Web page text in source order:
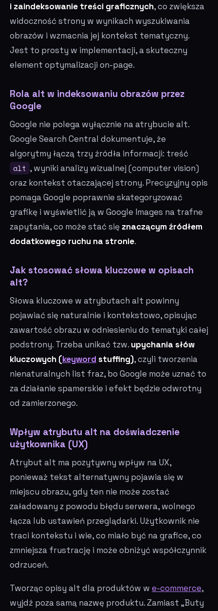
i zaindeksowanie treści graficznych, co zwiększa
widoczność strony w wynikach wyszukiwania
obrazów i wzmacnia jej kontekst tematyczny.
Jest to prosty w implementacji, a skuteczny
element optymalizacji on-page.
Rola alt w indeksowaniu obrazów przez
Google
Google nie polega wyłącznie na atrybucie alt.
Google Search Central dokumentuje, że
algorytmy łączą trzy źródła informacji: treść
alt , wyniki analizy wizualnej (computer vision)
oraz kontekst otaczającej strony. Precyzyjny opis
pomaga Google poprawnie skategoryzować
grafikę i wyświetlić ją w Google Images na trafne
zapytania, co może stać się znaczącym źródłem
dodatkowego ruchu na stronie.
Jak stosować słowa kluczowe w opisach
alt?
Słowa kluczowe w atrybutach alt powinny
pojawiać się naturalnie i kontekstowo, opisując
zawartość obrazu w odniesieniu do tematyki całej
podstrony. Trzeba unikać tzw. upychania słów
kluczowych (keyword stuffing), czyli tworzenia
nienaturalnych list fraz, bo Google może uznać to
za działanie spamerskie i efekt będzie odwrotny
od zamierzonego.
Wpływ atrybutu alt na doświadczenie
użytkownika (UX)
Atrybut alt ma pozytywny wpływ na UX,
ponieważ tekst alternatywny pojawia się w
miejscu obrazu, gdy ten nie może zostać
załadowany z powodu błędu serwera, wolnego
łącza lub ustawień przeglądarki. Użytkownik nie
traci kontekstu i wie, co miało być na grafice, co
zmniejsza frustrację i może obniżyć współczynnik
odrzuceń.
Tworząc opisy alt dla produktów w e-commerce,
wyjdź poza samą nazwę produktu. Zamiast „Buty